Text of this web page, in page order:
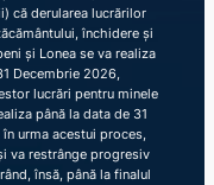
că derularea lucrărilor
închidere și
și Lonea se va realiza
Decembrie 2026,
lucrări pentru minele
până la data de 31
urma acestui proces,
va restrânge progresiv
însă, până la finalul